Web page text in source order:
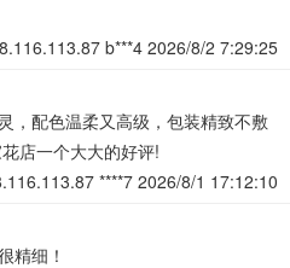
b***4 2026/8/2 7:29:25
，配色温柔又高级，包装精致不敷
店一个大大的好评!
****7 2026/8/1 17:12:10
精细！